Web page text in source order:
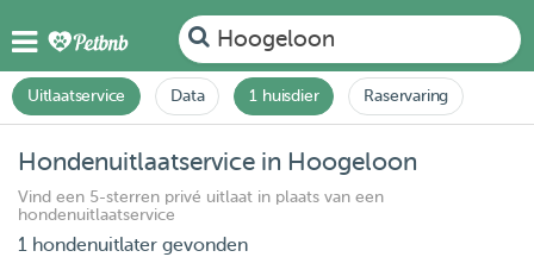
Hoogeloon
Uitlaatservice Data 1 huisdier Raservaring
Hondenuitlaatservice in Hoogeloon
Vind een 5-sterren privé uitlaat in plaats van een
hondenuitlaatservice
1 hondenuitlater gevonden